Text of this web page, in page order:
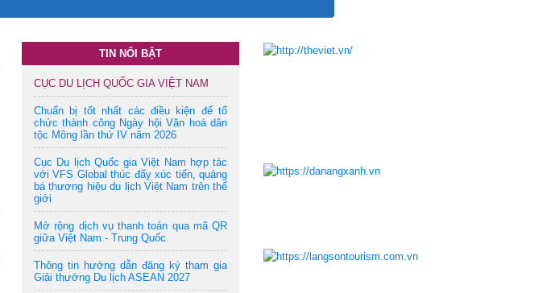
TIN NỔI BẬT
CỤC DU LỊCH QUỐC GIA VIỆT NAM
Chuẩn bị tốt nhất các điều kiện để tổ
chức thành công Ngày hội Văn hoá dân
tộc Mông lần thứ IV năm 2026
Cục Du lịch Quốc gia Việt Nam hợp tác
với VFS Global thúc đẩy xúc tiến, quảng
bá thương hiệu du lịch Việt Nam trên thế
giới
Mở rộng dịch vụ thanh toán qua mã QR
giữa Việt Nam - Trung Quốc
Thông tin hướng dẫn đăng ký tham gia
Giải thưởng Du lịch ASEAN 2027